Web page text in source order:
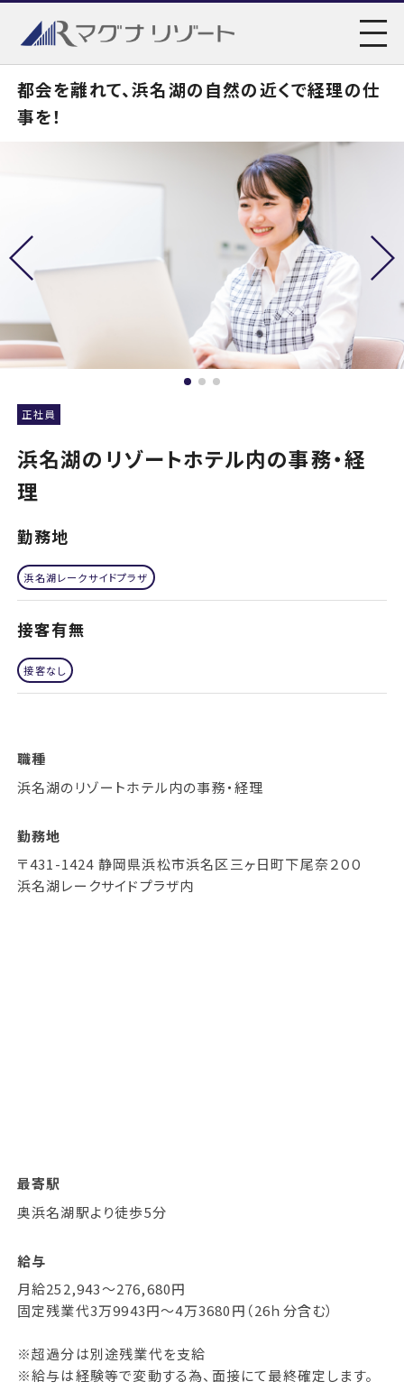
都会を離れて、浜名湖の自然の近くで経理の仕
事を！
正社員
浜名湖のリゾートホテル内の事務・経
理
勤務地
浜名湖レークサイドプラザ
接客有無
接客なし
職種
浜名湖のリゾートホテル内の事務・経理
勤務地
〒431-1424 静岡県浜松市浜名区三ヶ日町下尾奈２００
浜名湖レークサイドプラザ内
最寄駅
奥浜名湖駅より徒歩5分
給与
月給252,943～276,680円
固定残業代3万9943円〜4万3680円（26ｈ分含む）
※超過分は別途残業代を支給
※給与は経験等で変動する為、面接にて最終確定します。